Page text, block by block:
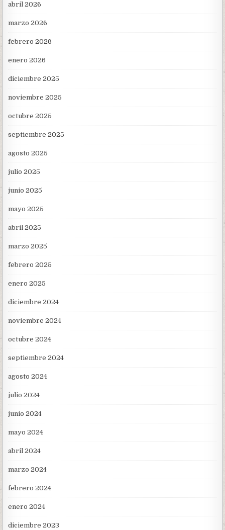
abril 2026
marzo 2026
febrero 2026
enero 2026
diciembre 2025
noviembre 2025
octubre 2025
septiembre 2025
agosto 2025
julio 2025
junio 2025
mayo 2025
abril 2025
marzo 2025
febrero 2025
enero 2025
diciembre 2024
noviembre 2024
octubre 2024
septiembre 2024
agosto 2024
julio 2024
junio 2024
mayo 2024
abril 2024
marzo 2024
febrero 2024
enero 2024
diciembre 2023